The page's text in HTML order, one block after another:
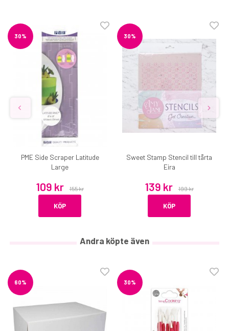
30%
PME Side Scraper Latitude
Large
109 kr 155 kr
KÖP
30%
Sweet Stamp Stencil till tårta
Eira
139 kr 199 kr
KÖP
Andra köpte även
60% 30%